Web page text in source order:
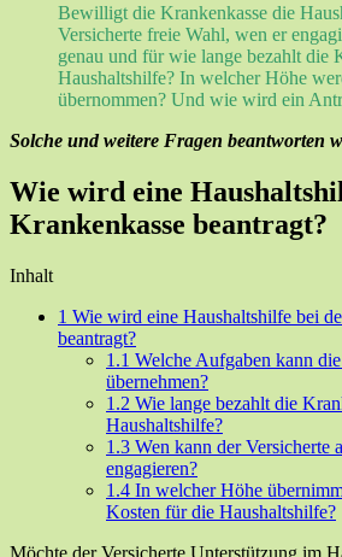
Bewilligt die Krankenkasse die
Versicherte freie Wahl, wen er
genau und für wie lange bezahlt die
Haushaltshilfe? In welcher Höhe
übernommen? Und wie wird ein
Solche und weitere Fragen beantworten
Wie wird eine
Krankenkasse beantragt?
Inhalt
1 Wie wird eine Haushaltshilfe bei
beantragt?
1.1 Welche Aufgaben kann
übernehmen?
1.2 Wie lange bezahlt die
Haushaltshilfe?
1.3 Wen kann der Versicherte
engagieren?
1.4 In welcher Höhe
Kosten für die Haushaltshilfe?
Möchte der Versicherte Unterstützung im